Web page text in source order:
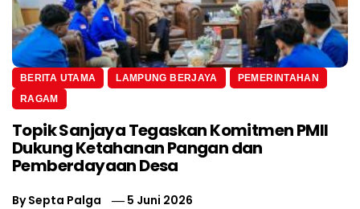
BERITA UTAMA LAMPUNG BERJAYA
PEMERINTAHAN
RAGAM
Topik Sanjaya Tegaskan Komitmen PMII
Dukung Ketahanan Pangan dan
Pemberdayaan Desa
BySepta Palga 5 Juni 2026